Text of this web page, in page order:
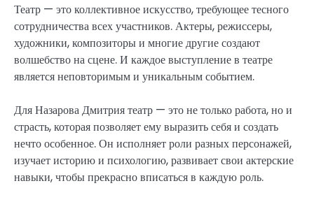
Театр — это коллективное искусство, требующее тесного
сотрудничества всех участников. Актеры, режиссеры,
художники, композиторы и многие другие создают
волшебство на сцене. И каждое выступление в театре
является неповторимым и уникальным событием.
Для Назарова Дмитрия театр — это не только работа, но и
страсть, которая позволяет ему выразить себя и создать
нечто особенное. Он исполняет роли разных персонажей,
изучает историю и психологию, развивает свои актерские
навыки, чтобы прекрасно вписаться в каждую роль.